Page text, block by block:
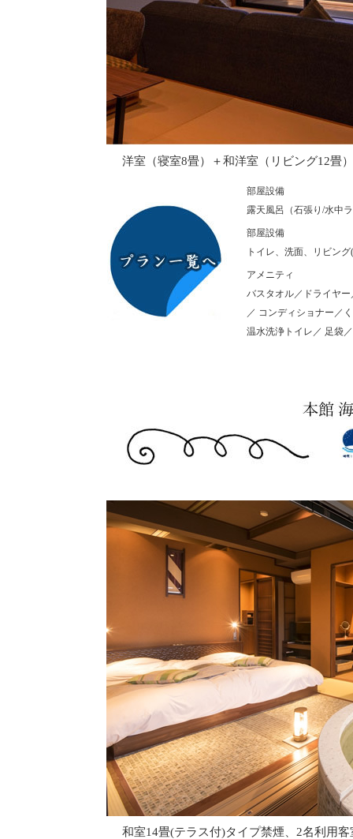
洋室（寝室8畳）＋和洋室（リビング12
部屋設備
露天風呂（石張り/水中
部屋設備
トイレ、洗面、リビン
アメニティ
バスタオル／ドライヤ
／ コンディショナー／
温水洗浄トイレ／ 足袋
和室14畳(テラス付)タイプ禁煙、2名利用